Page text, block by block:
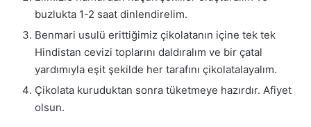
buzlukta 1-2 saat dinlendirelim.
Benmari usulü erittiğimiz çikolatanın içine tek tek
Hindistan cevizi toplarını daldıralım ve bir çatal
yardımıyla eşit şekilde her tarafını çikolatalayalım.
Çikolata kuruduktan sonra tüketmeye hazırdır. Afiyet
olsun.